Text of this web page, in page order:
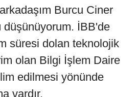
Burcu Ciner
düşünüyorum. İBB'de
süresi dolan teknolojik
olan Bilgi İşlem Daire
edilmesi yönünde
vardır.